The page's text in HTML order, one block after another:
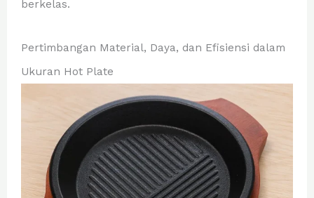
berkelas.
Pertimbangan Material, Daya, dan Efisiensi dalam
Ukuran Hot Plate